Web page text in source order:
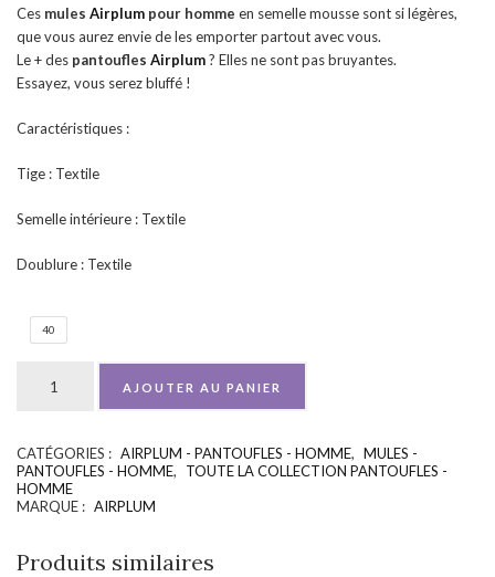
Ces mules Airplum pour homme en semelle mousse sont si légères,
que vous aurez envie de les emporter partout avec vous.
Le + des pantoufles Airplum? Elles ne sont pas bruyantes.
Essayez, vous serez bluffé !
Caractéristiques :
Tige : Textile
Semelle intérieure : Textile
Doublure : Textile
40
AJOUTER AU PANIER
CATÉGORIES : AIRPLUM - PANTOUFLES - HOMME, MULES -
PANTOUFLES - HOMME,
TOUTE LA COLLECTION PANTOUFLES -
HOMME
MARQUE : AIRPLUM
Produits similaires